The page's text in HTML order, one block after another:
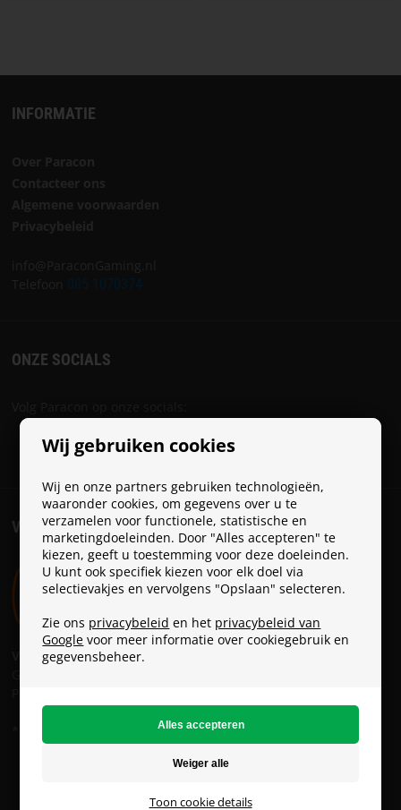
Wij gebruiken cookies
Wij en onze partners gebruiken technologieën,
waaronder cookies, om gegevens over u te
verzamelen voor functionele, statistische en
marketingdoeleinden. Door "Alles accepteren" te
kiezen, geeft u toestemming voor deze doeleinden.
U kunt ook specifiek kiezen voor elk doel via
selectievakjes en vervolgens "Opslaan" selecteren.
Zie ons privacybeleid en het privacybeleid van
Google voor meer informatie over cookiegebruik en
gegevensbeheer.
Toon cookie details
INFORMATIE
085 1070374
ONZE SOCIALS
VERZENDKOSTEN
Verzendkosten:
* GRATIS verzending vanaf € 49
Copyright © - Alle rechten voorbehouden